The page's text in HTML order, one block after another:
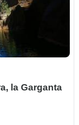
la Garganta